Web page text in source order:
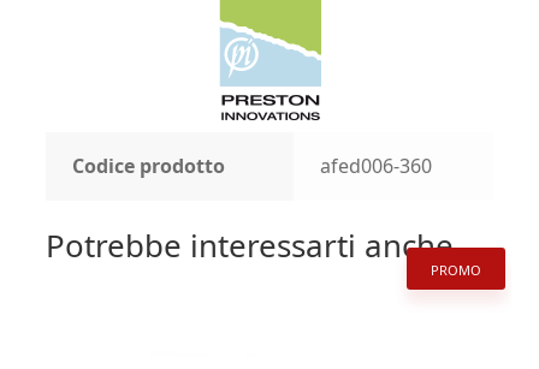
Codice prodotto afed006-360
Potrebbe interessarti anche...
PROMO